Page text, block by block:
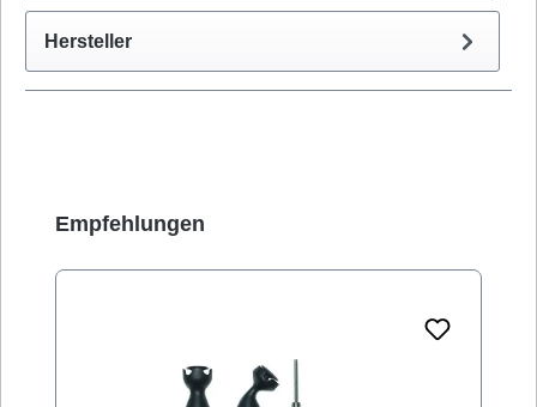
Hersteller
Produktgalerie überspringen
Empfehlungen